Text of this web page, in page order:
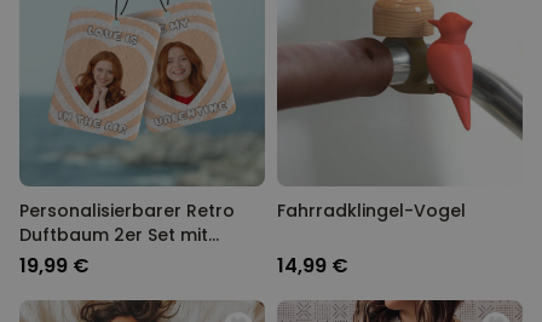
über 2.000
mal gekauft
24,99 €
Personalisierbarer Retro
Duftbaum 2er Set mit
Gesicht und Text
19,99 €
Fahrradklingel-Vogel
14,99 €